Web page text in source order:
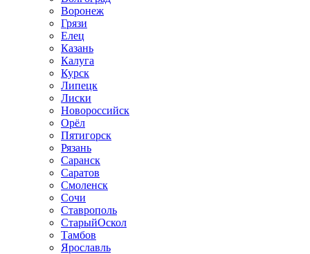
Воронеж
Грязи
Елец
Казань
Калуга
Курск
Липецк
Лиски
Новороссийск
Орёл
Пятигорск
Рязань
Саранск
Саратов
Смоленск
Сочи
Ставрополь
СтарыйОскол
Тамбов
Ярославль